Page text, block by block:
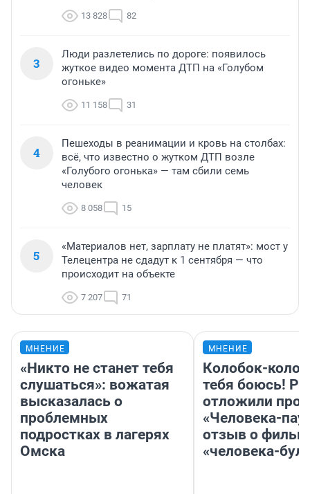
13 828 82
3
Люди разлетелись по дороге: появилось
жуткое видео момента ДТП на «Голубом
огоньке»
11 158 31
4
Пешеходы в реанимации и кровь на столбах:
всё, что известно о жутком ДТП возле
«Голубого огонька» — там сбили семь
человек
8 058 15
5
«Материалов нет, зарплату не платят»: мост у
Телецентра не сдадут к 1 сентября — что
происходит на объекте
7 207 71
МНЕНИЕ
«Никто не станет тебя
слушаться»: вожатая
высказалась о
проблемных
подростках в лагерях
Омска
МНЕНИЕ
Колобок-
тебя боюсь!
отложили
«Человека-
отзыв о
«человека-